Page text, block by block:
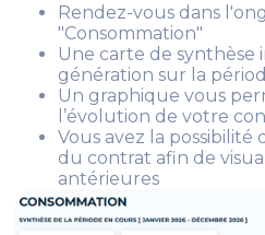
Rendez-vous dans
"Consommation"
Une carte de
génération sur la
Un graphique vous
l’évolution de votre
Vous avez la
du contrat afin de
antérieures